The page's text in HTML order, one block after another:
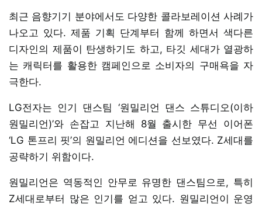
최근 음향기기 분야에서도 다양한 콜라보레이션 사례가
나오고 있다. 제품 기획 단계부터 함께 하면서 색다른
디자인의 제품이 탄생하기도 하고, 타깃 세대가 열광하
는 캐릭터를 활용한 캠페인으로 소비자의 구매욕을 자
극한다.
LG전자는 인기 댄스팀 ‘원밀리언 댄스 스튜디오(이하
원밀리언)’와 손잡고 지난해 8월 출시한 무선 이어폰
‘LG 톤프리 핏’의 원밀리언 에디션을 선보였다. Z세대를
공략하기 위함이다.
원밀리언은 역동적인 안무로 유명한 댄스팀으로, 특히
Z세대로부터 많은 인기를 얻고 있다. 원밀리언이 운영